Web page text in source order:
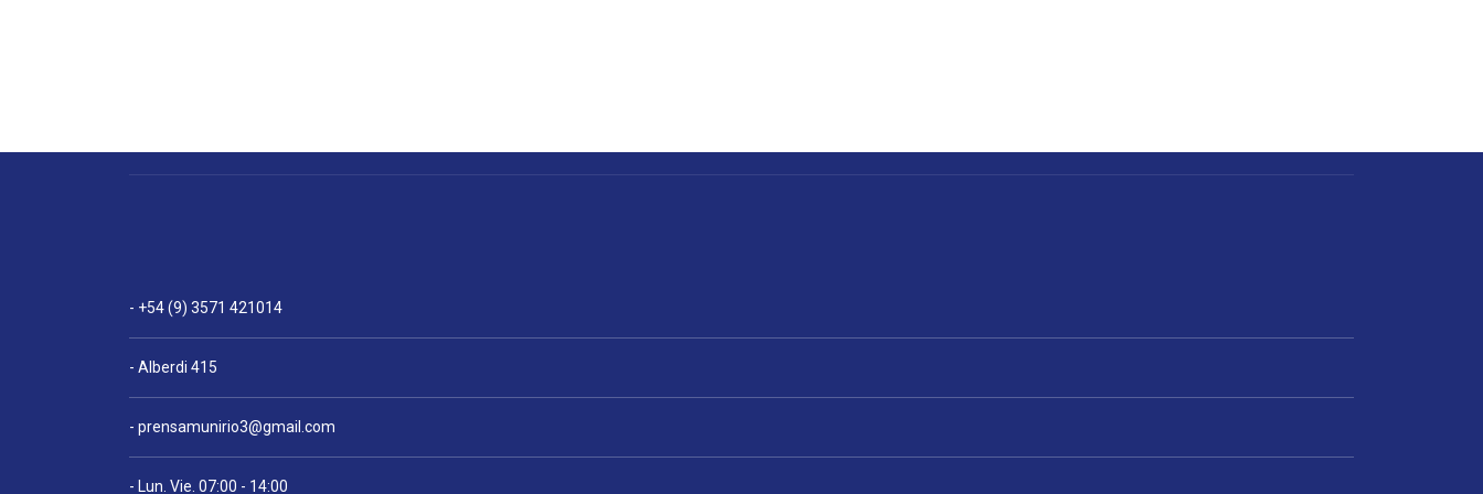
- +54 (9) 3571 421014
- Alberdi 415
- prensamunirio3@gmail.com
- Lun. Vie. 07:00 - 14:00